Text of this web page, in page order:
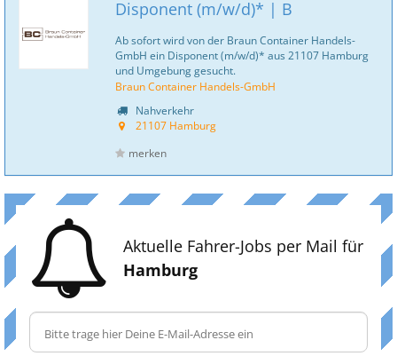
Disponent (m/w/d)* | B
Ab sofort wird von der Braun Container Handels-
GmbH ein Disponent (m/w/d)* aus 21107 Hamburg
und Umgebung gesucht.
Braun Container Handels-GmbH
Nahverkehr
21107 Hamburg
merken
Aktuelle Fahrer-Jobs per Mail für
Hamburg